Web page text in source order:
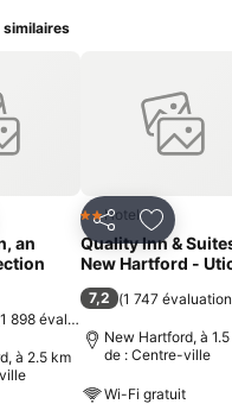
à mes favoris
an
1 898 évaluations
à 2.5 km
PartagerAjouter
2 Étoiles
Hotel
Quality Inn &
New Hartford -
7,2 (1 747
New Hartford, à
de : Centre-ville
Wi-Fi gratuit